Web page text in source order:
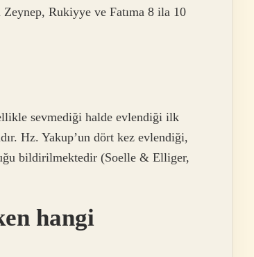
Rukiyye ve Fatıma 8 ila 10
sevmediği halde evlendiği ilk
Hz. Yakup’un dört kez evlendiği,
bildirilmektedir (Soelle & Elliger,
hangi